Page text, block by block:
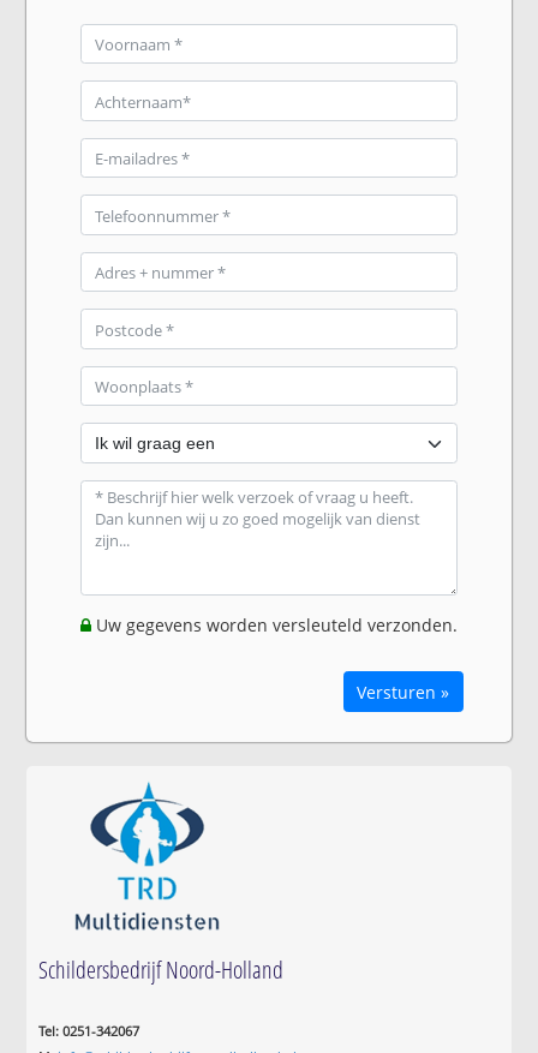
Uw gegevens worden versleuteld verzonden.
Versturen »
Schildersbedrijf Noord-Holland
Tel: 0251-342067